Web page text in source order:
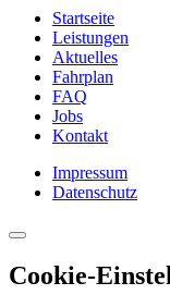
Startseite
Leistungen
Aktuelles
Fahrplan
FAQ
Jobs
Kontakt
Impressum
Datenschutz
Cookie-